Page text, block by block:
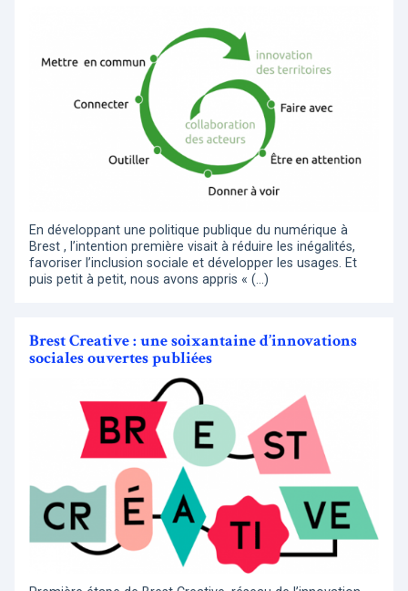
En développant une politique publique du numérique à
Brest , l’intention première visait à réduire les inégalités,
favoriser l’inclusion sociale et développer les usages. Et
puis petit à petit, nous avons appris « (…)
Brest Creative : une soixantaine d’innovations
sociales ouvertes publiées